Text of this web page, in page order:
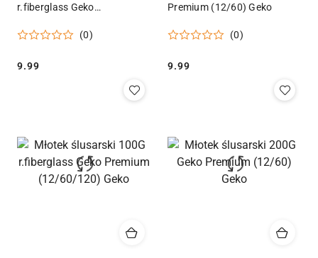
r.fiberglass Geko
(0)
Cena:
9.99
Premium (12/60) Geko
(0)
Cena:
9.99